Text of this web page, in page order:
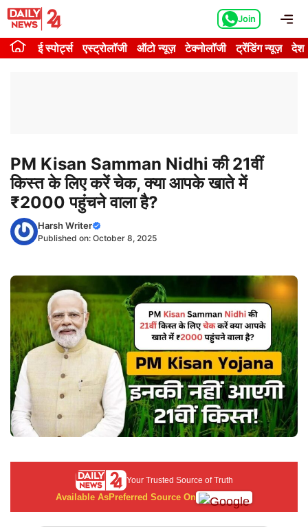
Skip
content
Join
ई स्पोर्ट्स एस्ट्रोलॉजी ऑटो न्यूज़ टेक्नोलॉजी ट्रेंडिंग न्यूज़ देश
PM Kisan Samman Nidhi की 21वीं
किस्त के लिए करें चेक, क्या आपके खाते में
₹2000 पहुंचने वाला है?
Harsh Writer
Published on: October 8, 2025
Your Trusted Source of Truth
Available AsPreferred Source On